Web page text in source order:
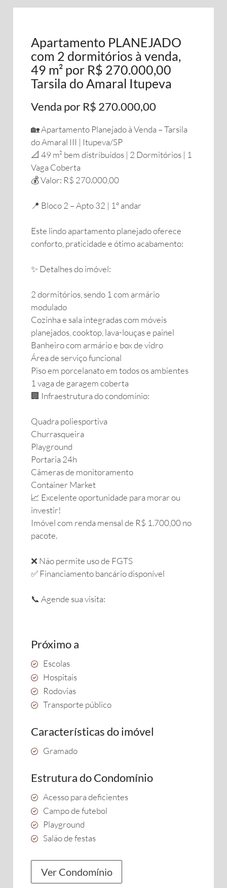
Apartamento PLANEJADO
com 2 dormitórios à venda,
49 m² por R$ 270.000,00
Tarsila do Amaral Itupeva
Venda por R$ 270.000,00
🏡 Apartamento Planejado à Venda – Tarsila
do Amaral III | Itupeva/SP
📐 49 m² bem distribuídos | 2 Dormitórios | 1
Vaga Coberta
💰 Valor: R$ 270.000,00
📍 Bloco 2 – Apto 32 | 1º andar
Este lindo apartamento planejado oferece
conforto, praticidade e ótimo acabamento:
✨ Detalhes do imóvel:
2 dormitórios, sendo 1 com armário
modulado
Cozinha e sala integradas com móveis
planejados, cooktop, lava-louças e painel
Banheiro com armário e box de vidro
Área de serviço funcional
Piso em porcelanato em todos os ambientes
1 vaga de garagem coberta
🏢 Infraestrutura do condomínio:
Quadra poliesportiva
Churrasqueira
Playground
Portaria 24h
Câmeras de monitoramento
Container Market
📈 Excelente oportunidade para morar ou
investir!
Imóvel com renda mensal de R$ 1.700,00 no
pacote.
❌ Não permite uso de FGTS
✅ Financiamento bancário disponível
📞 Agende sua visita:
Próximo a
Escolas
Hospitais
Rodovias
Transporte público
Características do imóvel
Gramado
Estrutura do Condomínio
Acesso para deficientes
Campo de futebol
Playground
Salão de festas
Ver Condomínio